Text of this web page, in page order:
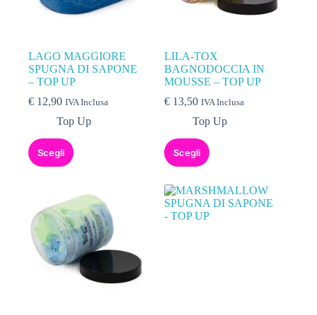
LAGO MAGGIORE
SPUGNA DI SAPONE
– TOP UP
€ 12,90 IVA Inclusa
Top Up
Scegli
LILA-TOX
BAGNODOCCIA IN
MOUSSE – TOP UP
€ 13,50 IVA Inclusa
Top Up
Scegli